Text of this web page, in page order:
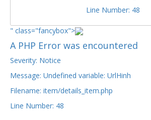
Line Number: 48
" class="fancybox">
A PHP Error was encountered
Severity: Notice
Message: Undefined variable: UrlHinh
Filename: item/details_item.php
Line Number: 48